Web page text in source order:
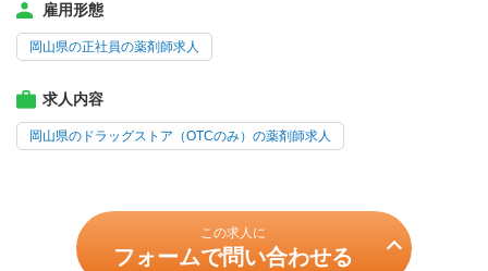
雇用形態
岡山県の正社員の薬剤師求人
求人内容
岡山県のドラッグストア（OTCのみ）の薬剤師求人
この求人に
フォームで問い合わせる